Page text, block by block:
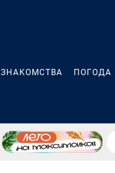
ЗНАКОМСТВА ПОГОДА